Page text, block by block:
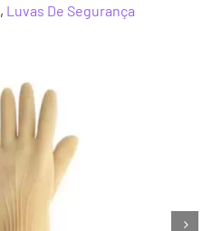
, Luvas De Segurança